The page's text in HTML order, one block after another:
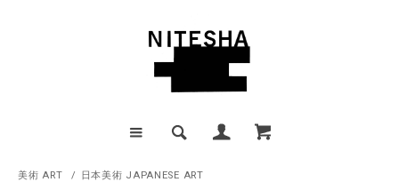
美術 ART / 日本美術 JAPANESE ART